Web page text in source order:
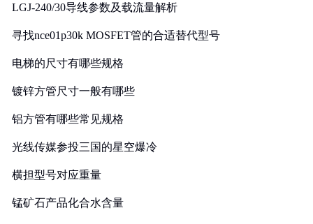
LGJ-240/30导线参数及载流量解析
寻找nce01p30k MOSFET管的合适替代型号
电梯的尺寸有哪些规格
镀锌方管尺寸一般有哪些
铝方管有哪些常见规格
光线传媒参投三国的星空爆冷
横担型号对应重量
锰矿石产品化合水含量